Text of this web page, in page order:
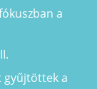
a
gyűjtöttek a